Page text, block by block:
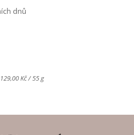
dnů
129,00 Kč / 55 g